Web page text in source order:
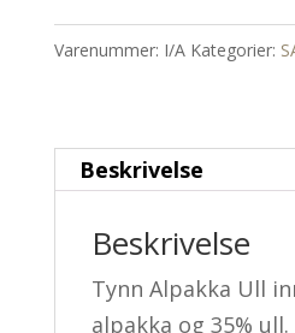
Varenummer: I/A Kategorier:
Beskrivelse
Beskrivelse
Tynn Alpakka Ull
alpakka og 35%